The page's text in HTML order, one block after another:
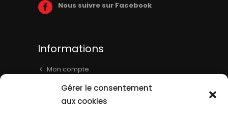
Gérer le consentement
aux cookies
Nous suivre sur Facebook
Informations
Mon compte
Panier
Livraison & Informations